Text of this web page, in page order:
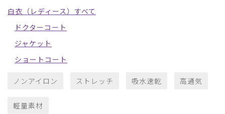
白衣（レディース）すべて
ドクターコート
ジャケット
ショートコート
ノンアイロン ストレッチ 吸水速乾 高通気
軽量素材